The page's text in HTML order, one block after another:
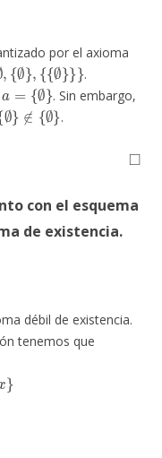
por el axioma
{∅},{{∅}}}
.
={∅}
. Sin embargo,
{∅
∉{ }
.
◻
con el esquema
de existencia.
débil de existencia.
tenemos que